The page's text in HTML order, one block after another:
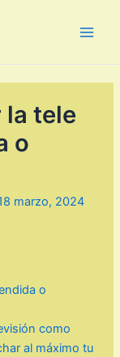
la tele
o
marzo, 2024
o
como
al máximo tu